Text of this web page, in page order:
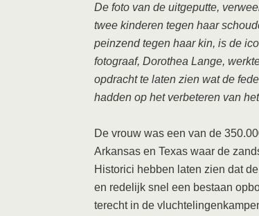
De foto van de uitgeputte,
twee kinderen tegen haar
peinzend tegen haar kin, is de
fotograaf, Dorothea Lange,
opdracht te laten zien wat de
hadden op het verbeteren van
De vrouw was een van de
Arkansas en Texas waar de
Historici hebben laten zien dat
en redelijk snel een bestaan
terecht in de